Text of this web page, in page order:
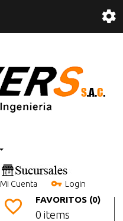
Mi Cuenta Login
FAVORITOS (0)
0 items